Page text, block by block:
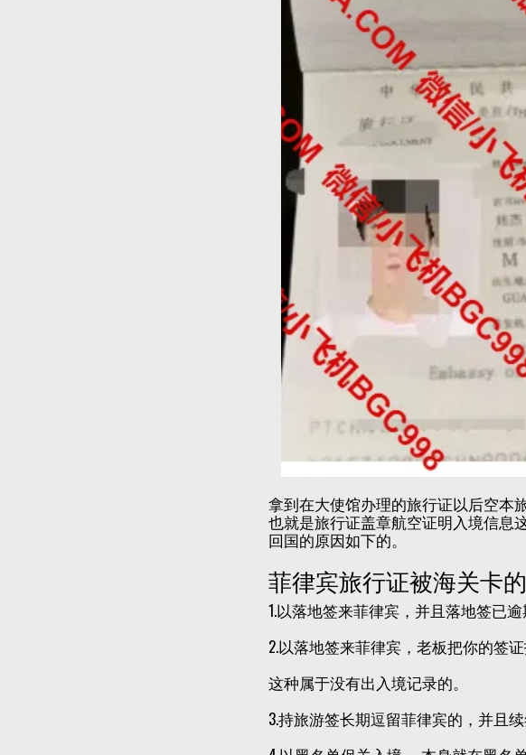
拿到在大使馆办理的旅行证以后空本
也就是旅行证盖章航空证明入境信息
回国的原因如下的。
菲律宾旅行证被海关卡
1.以落地签来菲律宾，并且落地签已逾
2.以落地签来菲律宾，老板把你的签
这种属于没有出入境记录的。
3.持旅游签长期逗留菲律宾的，并且